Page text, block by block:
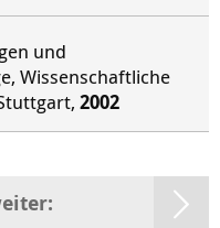
und
Wissenschaftliche
2002